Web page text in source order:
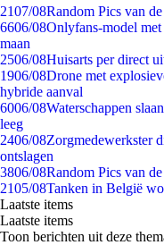
2107/08Random Pics van
6606/08Onlyfans-model
maan
2506/08Huisarts per direct
1906/08Drone met
hybride aanval
6006/08Waterschappen
leeg
2406/08Zorgmedewerkster
ontslagen
3806/08Random Pics van
2105/08Tanken in België
Laatste items
Laatste items
Toon berichten uit deze